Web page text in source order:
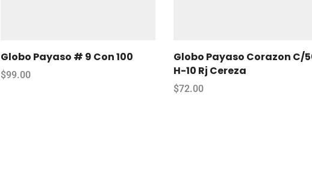
Globo Payaso # 9 Con 100
$99.00
Globo Payaso Corazon C/
H-10 Rj Cereza
$72.00